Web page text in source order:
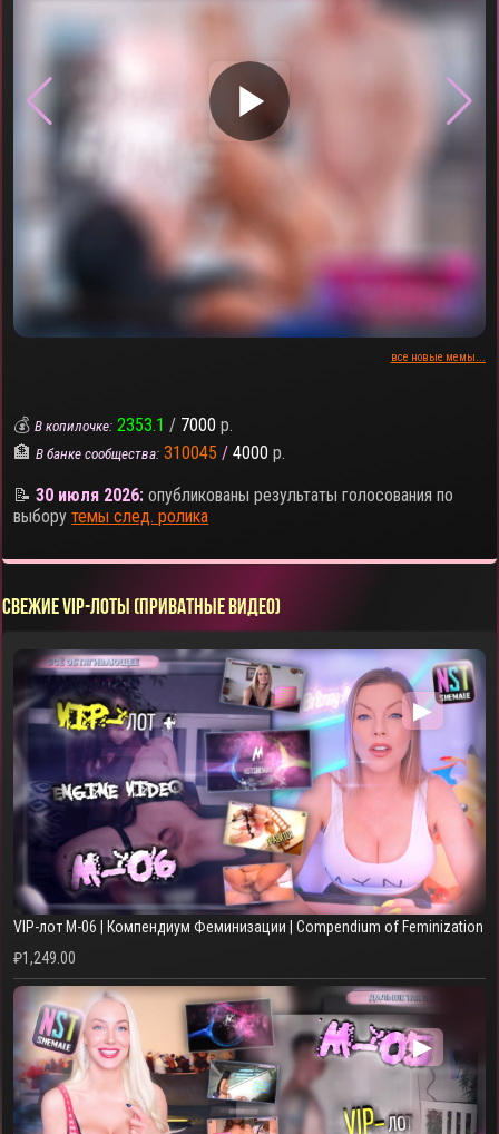
▶
все новые мемы...
💰В копилочке: 2353.1 / 7000 р.
🏦В банке сообщества: 310045 / 4000 р.
📝30 июля 2026: опубликованы результаты голосования по
выборутемы след. ролика
СВЕЖИЕ VIP-ЛОТЫ (ПРИВАТНЫЕ ВИДЕО)
▶
VIP-лот M-06 | Компендиум Феминизации | Compendium of Feminization
₽1,249.00
▶